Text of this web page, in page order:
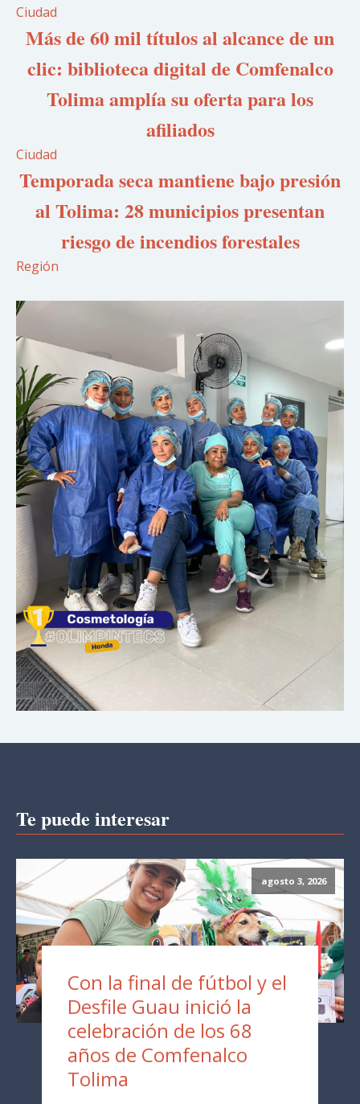
Ciudad
Más de 60 mil títulos al alcance de un
clic: biblioteca digital de Comfenalco
Tolima amplía su oferta para los
afiliados
Ciudad
Temporada seca mantiene bajo presión
al Tolima: 28 municipios presentan
riesgo de incendios forestales
Región
Te puede interesar
agosto 3, 2026
Con la final de fútbol y el
Desfile Guau inició la
celebración de los 68
años de Comfenalco
Tolima